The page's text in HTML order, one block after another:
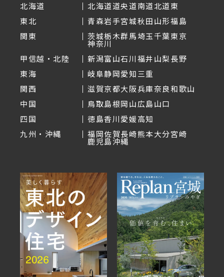
北海道 北海道道央道南道北道東
東北
青森岩手宮城秋田山形福島
関東
茨城栃木群馬埼玉千葉東京
神奈川
甲信越・北陸
新潟富山石川福井山梨長野
東海
岐阜静岡愛知三重
関西
滋賀京都大阪兵庫奈良和歌山
中国
鳥取島根岡山広島山口
四国
徳島香川愛媛高知
九州・沖縄
福岡佐賀長崎熊本大分宮崎
鹿児島沖縄